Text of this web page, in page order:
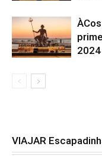
2024
VIAJAR